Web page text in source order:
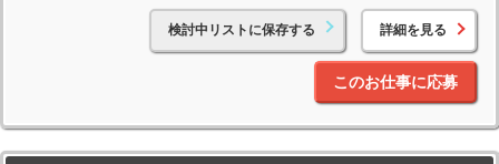
検討中リストに保存する 詳細を見る
このお仕事に応募